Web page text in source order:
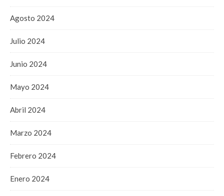
Agosto 2024
Julio 2024
Junio 2024
Mayo 2024
Abril 2024
Marzo 2024
Febrero 2024
Enero 2024